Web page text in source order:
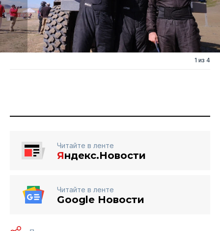
1 из 4
Читайте в ленте
Яндекс.Новости
Читайте в ленте
Google Новости